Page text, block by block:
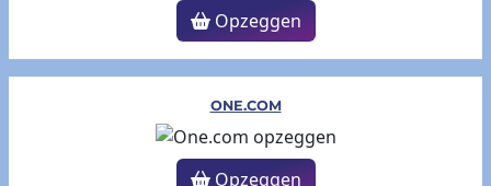
Opzeggen
ONE.COM
Opzeggen